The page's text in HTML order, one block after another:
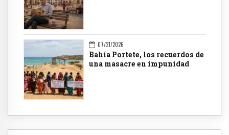
07/21/2026
Bahía Portete, los recuerdos de
una masacre en impunidad